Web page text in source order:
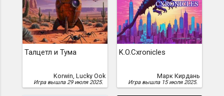
Талцетл и Тума
Korwin, Lucky Ook
Игра вышла 29 июля 2025.
K.O.Cxronicles
Марк Кирдань
Игра вышла 15 июля 2025.